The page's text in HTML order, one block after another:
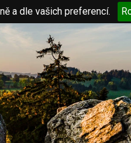
a dle vašich preferencí.